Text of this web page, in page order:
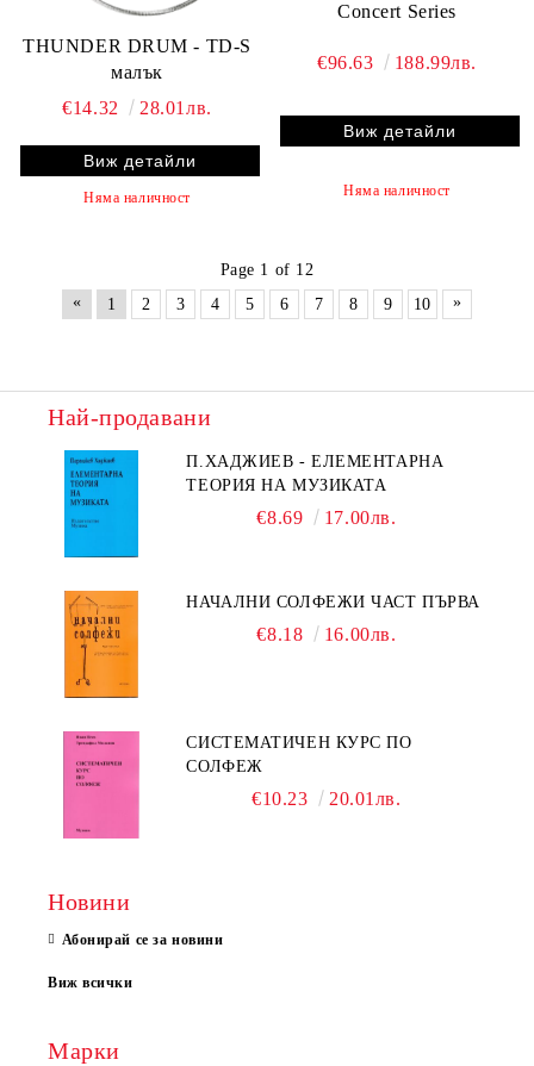
THUNDER DRUM - TD-S
малък
€14.32
28.01лв.
Виж детайли
Няма наличност
Concert Series
€96.63 188.99лв.
Виж детайли
Няма наличност
Page 1 of 12
«
1 2 3 4 5 6 7 8 9 10 »
Най-продавани
П.ХАДЖИЕВ - ЕЛЕМЕНТАРНА
ТЕОРИЯ НА МУЗИКАТА
€8.69 17.00лв.
НАЧАЛНИ СОЛФЕЖИ ЧАСТ ПЪРВА
€8.18 16.00лв.
СИСТЕМАТИЧЕН КУРС ПО
СОЛФЕЖ
€10.23 20.01лв.
Новини
Абонирай се за новини
Виж всички
Марки